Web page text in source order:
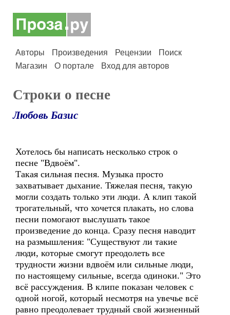
Авторы Произведения Рецензии
Поиск
Магазин
О портале Вход для авторов
Строки о песне
Любовь Базис
Хотелось бы написать несколько строк о
песне "Вдвоём".
Такая сильная песня. Музыка просто
захватывает дыхание. Тяжелая песня, такую
могли создать только эти люди. А клип такой
трогательный, что хочется плакать, но слова
песни помогают выслушать такое
произведение до конца. Сразу песня наводит
на размышления: "Существуют ли такие
люди, которые смогут преодолеть все
трудности жизни вдвоём или сильные люди,
по настоящему сильные, всегда одиноки." Это
всё рассуждения. В клипе показан человек с
одной ногой, который несмотря на увечье всё
равно преодолевает трудный свой жизненный